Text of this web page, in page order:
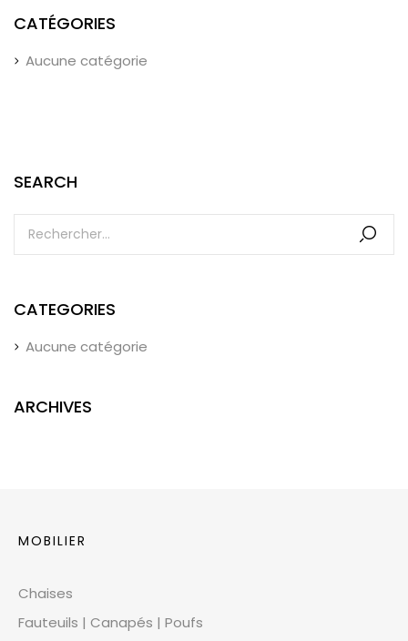
CATÉGORIES
Aucune catégorie
SEARCH
CATEGORIES
Aucune catégorie
ARCHIVES
MOBILIER
Chaises
Fauteuils | Canapés | Poufs